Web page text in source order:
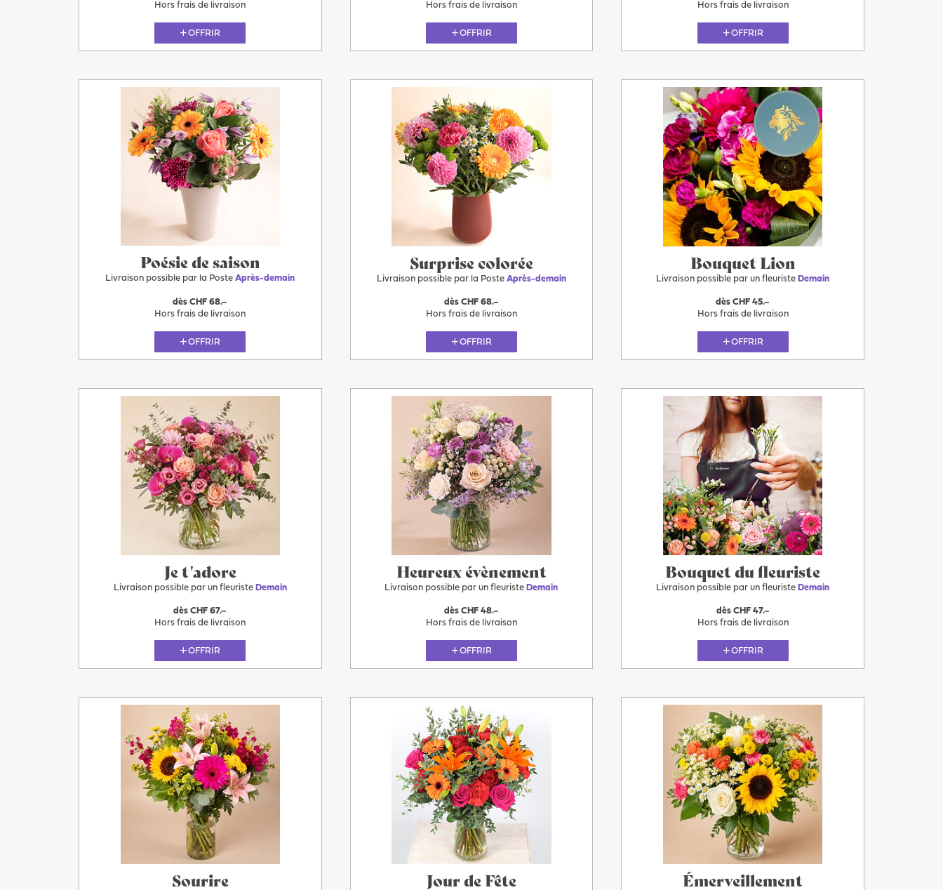
Hors frais de livraison
OFFRIR
Plus
Après-
demain
Hors frais de livraison
OFFRIR
Plus
Après-
demain
Hors frais de livraison
OFFRIR
Poésie de saison
Livraison possible par la PosteAprès-demain
Plus
Après-
demain
dès CHF 68.–
Hors frais de livraison
OFFRIR
Surprise colorée
Livraison possible par la Poste Après-demain
Après-
demain
dès CHF 68.–
Hors frais de livraison
OFFRIR
Bouquet Lion
Livraison possible par un fleuriste Demain
Plus
Demain
dès CHF 45.–
Hors frais de livraison
OFFRIR
Je t'adore
Livraison possible par un fleuriste Demain
Demain
dès CHF 67.–
Hors frais de livraison
OFFRIR
Heureux évènement
Livraison possible par un fleuriste Demain
Demain
dès CHF 48.–
Hors frais de livraison
OFFRIR
Bouquet du fleuriste
Livraison possible par un fleuriste Demain
Plus
Demain
dès CHF 47.–
Hors frais de livraison
OFFRIR
Sourire Jour de Fête Émerveillement